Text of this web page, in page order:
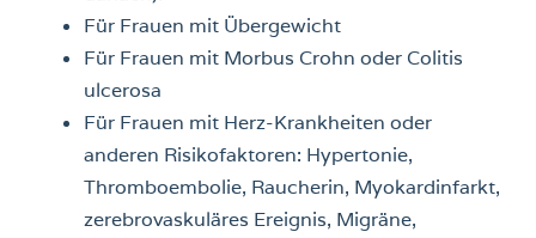
Für Frauen mit Übergewicht
Für Frauen mit Morbus Crohn oder Colitis
ulcerosa
Für Frauen mit Herz-Krankheiten oder
anderen Risikofaktoren: Hypertonie,
Thromboembolie, Raucherin, Myokardinfarkt,
zerebrovaskuläres Ereignis, Migräne,